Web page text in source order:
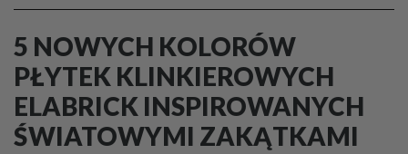
5 NOWYCH KOLORÓW
PŁYTEK KLINKIEROWYCH
ELABRICK INSPIROWANYCH
ŚWIATOWYMI ZAKĄTKAMI